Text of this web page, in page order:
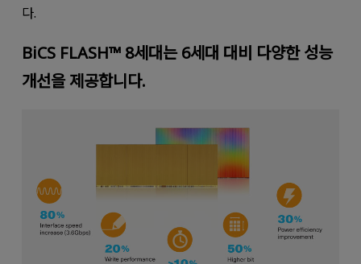
다.
BiCS FLASH™ 8세대는 6세대 대비 다양한 성능
개선을 제공합니다.